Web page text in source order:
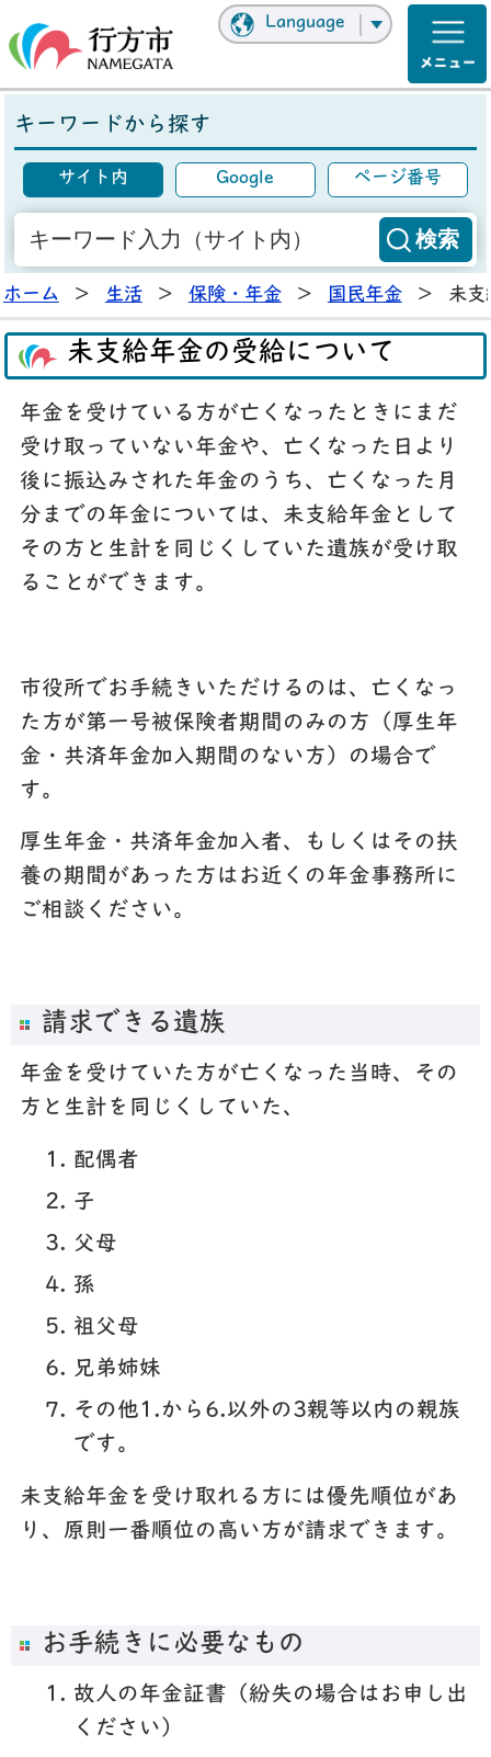
Language
キーワードから探す
サイト内 Google ページ番号
ホーム > 生活 > 保険・年金 > 国民年金 > 未支
未支給年金の受給について
年金を受けている方が亡くなったときにまだ
受け取っていない年金や、亡くなった日より
後に振込みされた年金のうち、亡くなった月
分までの年金については、未支給年金として
その方と生計を同じくしていた遺族が受け取
ることができます。
市役所でお手続きいただけるのは、亡くなっ
た方が第一号被保険者期間のみの方（厚生年
金・共済年金加入期間のない方）の場合で
す。
厚生年金・共済年金加入者、もしくはその扶
養の期間があった方はお近くの年金事務所に
ご相談ください。
請求できる遺族
年金を受けていた方が亡くなった当時、その
方と生計を同じくしていた、
配偶者
子
父母
孫
祖父母
兄弟姉妹
その他1.から6.以外の3親等以内の親族
です。
未支給年金を受け取れる方には優先順位があ
り、原則一番順位の高い方が請求できます。
お手続きに必要なもの
故人の年金証書 （紛失の場合はお申し出
ください）